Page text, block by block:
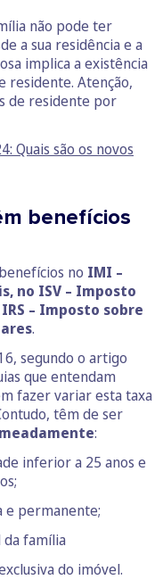
não pode ter
a sua residência e a
implica a existência
residente. Atenção,
de residente por
Quais são os novos
benefícios
no IMI –
no ISV – Imposto
– Imposto sobre
.
segundo o artigo
que entendam
fazer variar esta taxa
têm de ser
:
inferior a 25 anos e
e permanente;
da família
do imóvel.